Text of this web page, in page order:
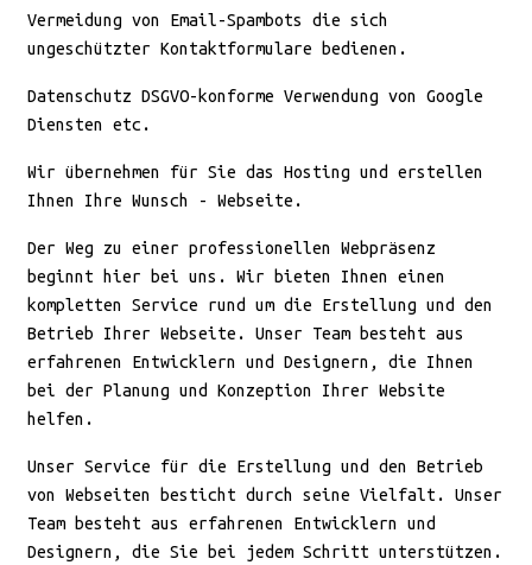
Vermeidung von Email-Spambots die sich
ungeschützter Kontaktformulare bedienen.
Datenschutz DSGVO-konforme Verwendung von Google
Diensten etc.
Wir übernehmen für Sie das Hosting und erstellen
Ihnen Ihre Wunsch - Webseite.
Der Weg zu einer professionellen Webpräsenz
beginnt hier bei uns. Wir bieten Ihnen einen
kompletten Service rund um die Erstellung und den
Betrieb Ihrer Webseite. Unser Team besteht aus
erfahrenen Entwicklern und Designern, die Ihnen
bei der Planung und Konzeption Ihrer Website
helfen.
Unser Service für die Erstellung und den Betrieb
von Webseiten besticht durch seine Vielfalt. Unser
Team besteht aus erfahrenen Entwicklern und
Designern, die Sie bei jedem Schritt unterstützen.